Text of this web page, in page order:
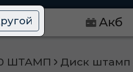
Акб
ШТАМП Диск штамп